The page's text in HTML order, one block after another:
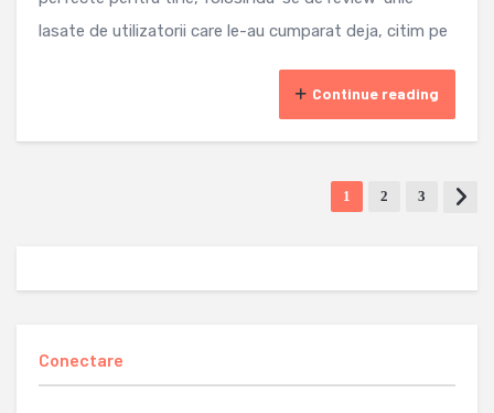
lasate de utilizatorii care le-au cumparat deja, citim pe
Continue reading
1 2 3
Conectare